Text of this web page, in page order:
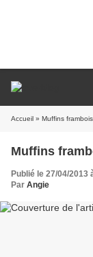
Accueil » Muffins
Muffins
Publié le 27/04/2013
Par Angie